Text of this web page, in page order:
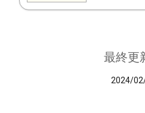
最終更
2024/